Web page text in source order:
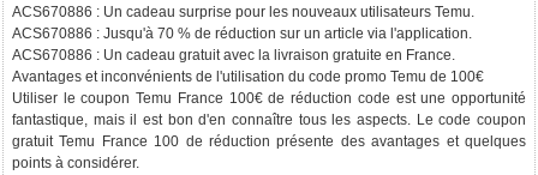
ACS670886 : Un cadeau surprise pour les nouveaux utilisateurs Temu.
ACS670886 : Jusqu'à 70 % de réduction sur un article via l'application.
ACS670886 : Un cadeau gratuit avec la livraison gratuite en France.
Avantages et inconvénients de l'utilisation du code promo Temu de 100€
Utiliser le coupon Temu France 100€ de réduction code est une opportunité
fantastique, mais il est bon d'en connaître tous les aspects. Le code coupon
gratuit Temu France 100 de réduction présente des avantages et quelques
points à considérer.